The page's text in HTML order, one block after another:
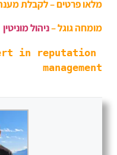
מלאו פרטים – לקבלת
מומחה גוגל –ניהול מוניטין
in reputation
management